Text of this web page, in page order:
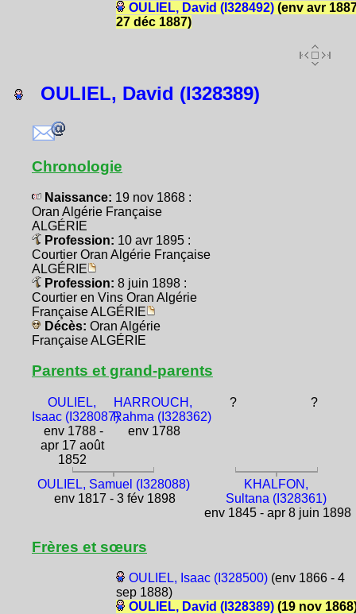
OULIEL, David (I328492)(env avr
27 déc 1887)
OULIEL, David (I328389)
Chronologie
Naissance: 19 nov 1868 :
Oran Algérie Française
ALGÉRIE
Profession: 10 avr 1895 :
Courtier Oran Algérie Française
ALGÉRIE
Profession: 8 juin 1898 :
Courtier en Vins Oran Algérie
Française ALGÉRIE
Décès: Oran Algérie
Française ALGÉRIE
Parents et grand-parents
OULIEL,
Isaac (I328087)
env 1788 -
apr 17 août
1852
HARROUCH,
Rahma (I328362)
env 1788
? ?
OULIEL, Samuel (I328088)
env 1817 - 3 fév 1898
KHALFON,
Sultana (I328361)
env 1845 - apr 8 juin 1898
Frères et sœurs
OULIEL, Isaac (I328500)(env 1866 - 4
sep 1888)
OULIEL, David (I328389)(19 nov